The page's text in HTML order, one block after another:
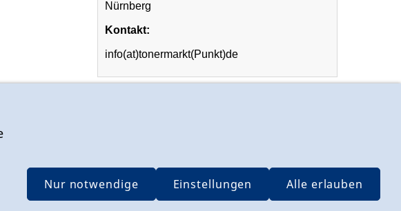
Nürnberg
Kontakt:
info(at)tonermarkt(Punkt)de
Vertrag widerrufen
Nur notwendige Einstellungen Alle erlauben